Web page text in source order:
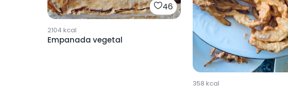
46
2104 kcal
Empanada vegetal
358 kcal